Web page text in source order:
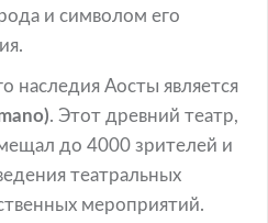
и символом его
наследия Аосты является
. Этот древний театр,
до 4000 зрителей и
театральных
мероприятий.